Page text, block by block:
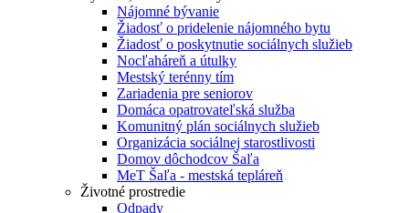
Nájomné bývanie
Žiadosť o pridelenie nájomného bytu
Žiadosť o poskytnutie sociálnych služieb
Nocľaháreň a útulky
Mestský terénny tím
Zariadenia pre seniorov
Domáca opatrovateľská služba
Komunitný plán sociálnych služieb
Organizácia sociálnej starostlivosti
Domov dôchodcov Šaľa
MeT Šaľa - mestská tepláreň
Životné prostredie
Odpady